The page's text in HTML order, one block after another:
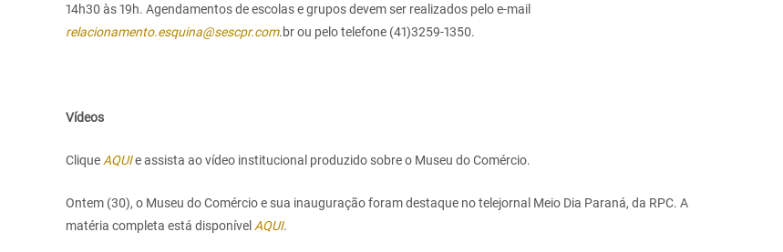
14h30 às 19h. Agendamentos de escolas e grupos devem ser realizados pelo e-mail
relacionamento.esquina@sescpr.com.brou pelo telefone (41)3259-1350.
Vídeos
Clique AQUIe assista ao vídeo institucional produzido sobre o Museu do Comércio.
Ontem (30), o Museu do Comércio e sua inauguração foram destaque no telejornal Meio Dia Paraná, da RPC. A
matéria completa está disponível AQUI.